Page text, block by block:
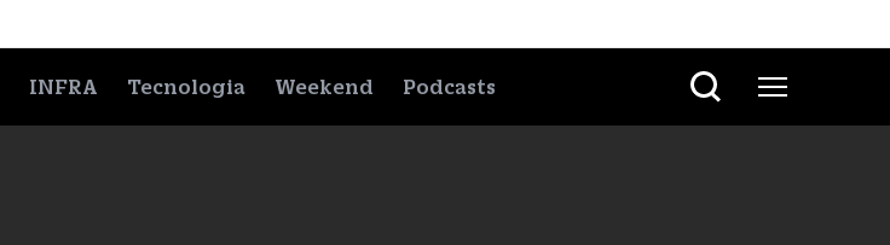
INFRA Tecnologia Weekend Podcasts